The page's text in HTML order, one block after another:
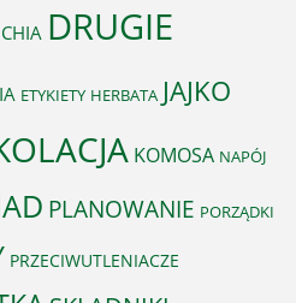
CHIA DRUGIE
ETYKIETY HERBATA JAJKO
KOMOSA NAPÓJ
PLANOWANIE PORZĄDKI
PRZECIWUTLENIACZE